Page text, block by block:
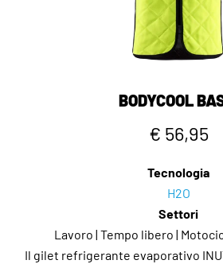
BODYCOOL
€ 56,95
Tecnologia
H2O
Settori
Lavoro | Tempo libero |
Il gilet refrigerante evaporativo